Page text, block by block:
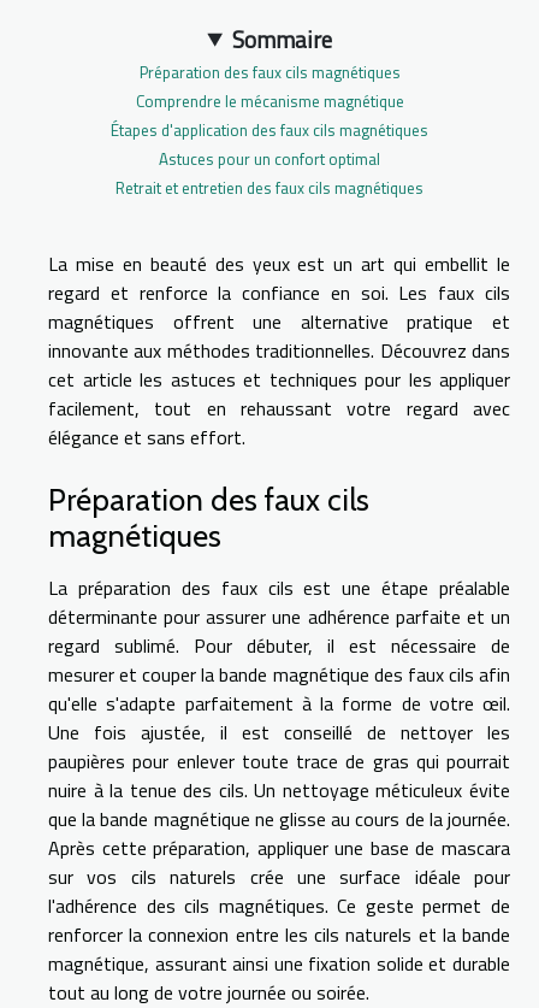
Sommaire
Préparation des faux cils magnétiques
Comprendre le mécanisme magnétique
Étapes d'application des faux cils magnétiques
Astuces pour un confort optimal
Retrait et entretien des faux cils magnétiques
La mise en beauté des yeux est un art qui embellit le
regard et renforce la confiance en soi. Les faux cils
magnétiques offrent une alternative pratique et
innovante aux méthodes traditionnelles. Découvrez dans
cet article les astuces et techniques pour les appliquer
facilement, tout en rehaussant votre regard avec
élégance et sans effort.
Préparation des faux cils
magnétiques
La préparation des faux cils est une étape préalable
déterminante pour assurer une adhérence parfaite et un
regard sublimé. Pour débuter, il est nécessaire de
mesurer et couper la bande magnétique des faux cils afin
qu'elle s'adapte parfaitement à la forme de votre œil.
Une fois ajustée, il est conseillé de nettoyer les
paupières pour enlever toute trace de gras qui pourrait
nuire à la tenue des cils. Un nettoyage méticuleux évite
que la bande magnétique ne glisse au cours de la journée.
Après cette préparation, appliquer une base de mascara
sur vos cils naturels crée une surface idéale pour
l'adhérence des cils magnétiques. Ce geste permet de
renforcer la connexion entre les cils naturels et la bande
magnétique, assurant ainsi une fixation solide et durable
tout au long de votre journée ou soirée.